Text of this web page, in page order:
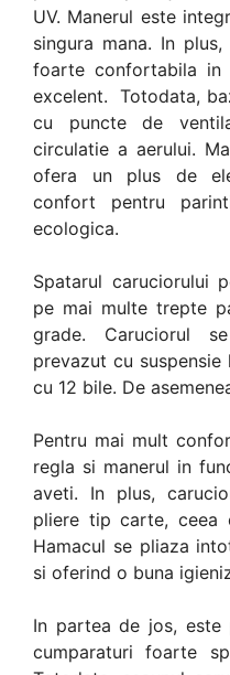
UV. Manerul este
singura mana. In
foarte confortabila
excelent. Totodata,
cu puncte de
circulatie a aerului.
ofera un plus de
confort pentru
ecologica.
Spatarul caruciorului
pe mai multe trepte
grade. Caruciorul
prevazut cu
cu 12 bile. De
Pentru mai mult
regla si manerul in
aveti. In plus,
pliere tip carte, ceea
Hamacul se pliaza
si oferind o buna
In partea de jos, este
cumparaturi foarte